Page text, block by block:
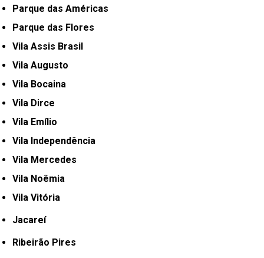
Parque das Américas
Parque das Flores
Vila Assis Brasil
Vila Augusto
Vila Bocaina
Vila Dirce
Vila Emílio
Vila Independência
Vila Mercedes
Vila Noêmia
Vila Vitória
Jacareí
Ribeirão Pires